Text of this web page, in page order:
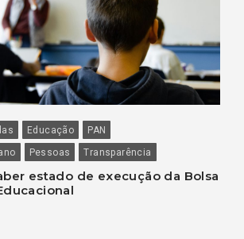
Educação
PAN
Pessoas Transparência
estado de execução da Bolsa